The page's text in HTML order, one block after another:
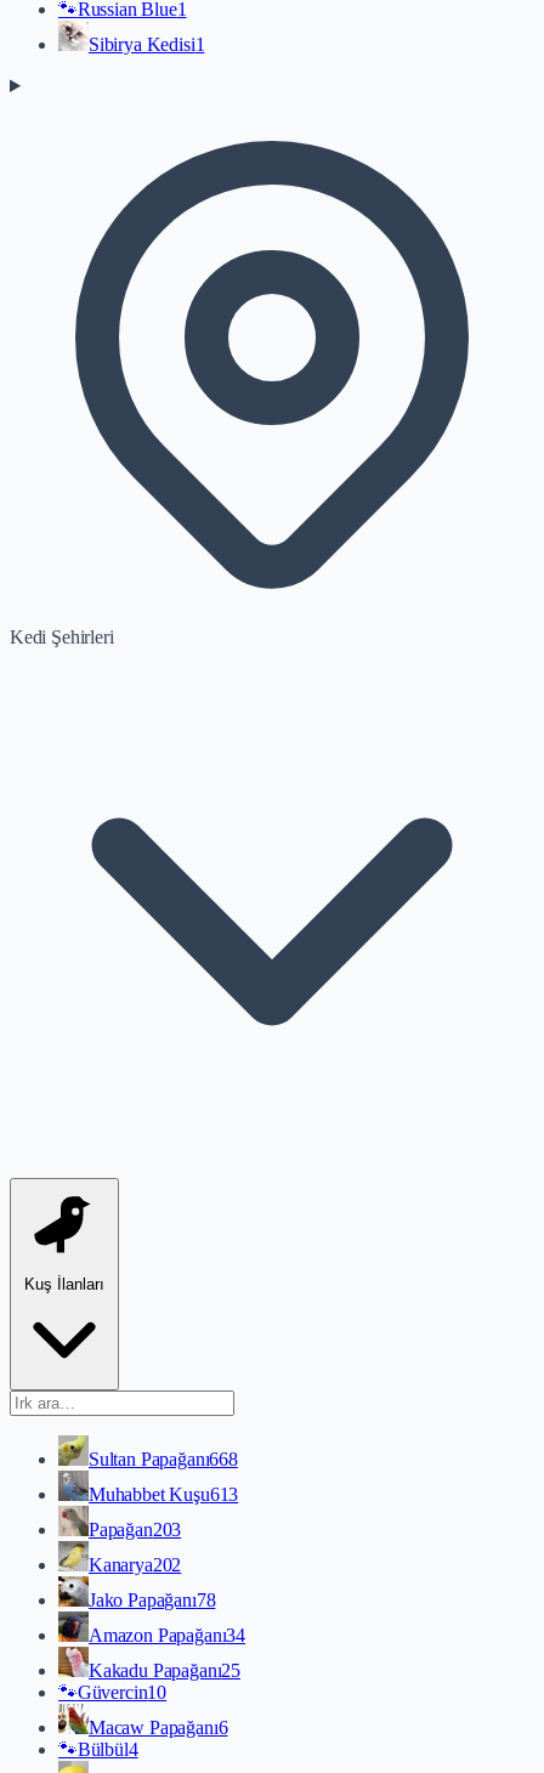
🐾Russian Blue1
Sibirya Kedisi1
Kedi Şehirleri
Kuş İlanları
Sultan Papağanı668
Muhabbet Kuşu613
Papağan203
Kanarya202
Jako Papağanı78
Amazon Papağanı34
Kakadu Papağanı25
🐾Güvercin10
Macaw Papağanı6
🐾Bülbül4